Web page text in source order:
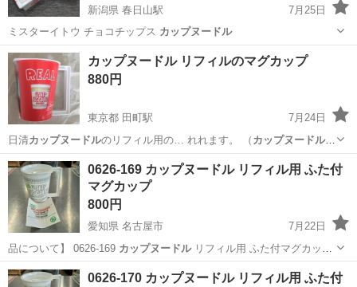
新潟県 春日山駅
7月25日
ミスターイトウ チョコチップス カップヌードル
新潟 上越市 春日山駅 その他
カップヌードル リフィルのマグカップ
880円
東京都 田町駅
7月24日
日清カップヌードルのリフィル用の… れれます。 （ カップヌードルの
リフィル専用…
東京 港区 生活雑貨 カップヌードル
0626-169 カップヌードル リフィル用 ふた付
マグカップ
800円
愛知県 名古屋市
7月22日
品について】 0626-169 カップヌードルリフィル用 ふた付マグカップ
…愛知 名古屋市 リユース
0626-170 カップヌードル リフィル用 ふた付